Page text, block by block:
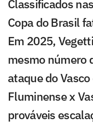
Classificados
Copa do Brasil
Em 2025,
mesmo número
ataque do
Fluminense x
prováveis